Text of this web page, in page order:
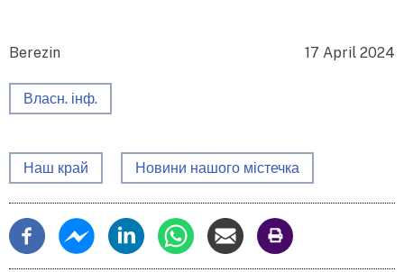
Berezin 17 April 2024
Власн. інф.
Наш край Новини нашого містечка